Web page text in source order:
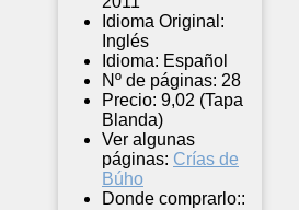
Idioma Original:
Inglés
Idioma: Español
Nº de páginas: 28
Precio: 9,02 (Tapa
Blanda)
Ver algunas
páginas: Crías de
Búho
Donde comprarlo::